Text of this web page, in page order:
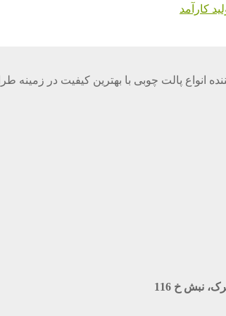
کارآمد
انواع پالت چوبی با بهترین کیفیت در